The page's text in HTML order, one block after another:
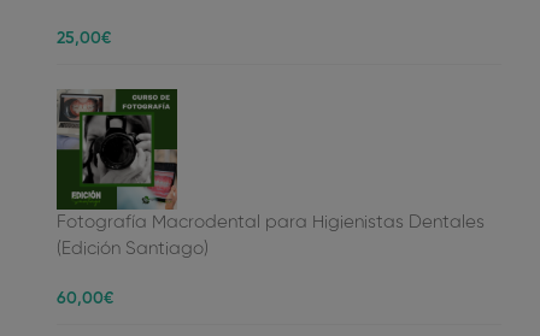
25,00€
Fotografía Macrodental para Higienistas Dentales
(Edición Santiago)
60,00€